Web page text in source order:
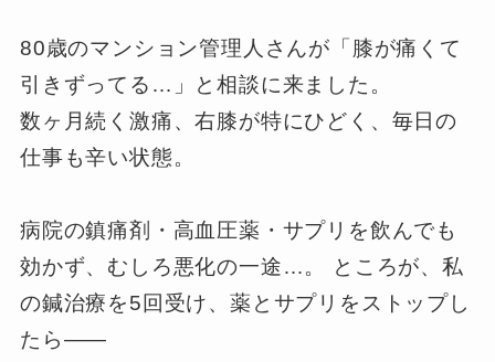
80歳のマンション管理人さんが「膝が痛くて
引きずってる…」と相談に来ました。
数ヶ月続く激痛、右膝が特にひどく、毎日の
仕事も辛い状態。
病院の鎮痛剤・高血圧薬・サプリを飲んでも
効かず、むしろ悪化の一途…。 ところが、私
の鍼治療を5回受け、薬とサプリをストップし
たら——